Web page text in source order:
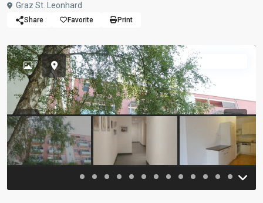
Graz St. Leonhard
Share Favorite Print
Previous